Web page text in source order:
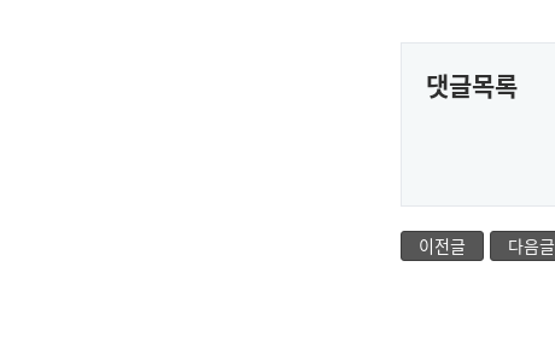
댓글목록
이전글 다음글